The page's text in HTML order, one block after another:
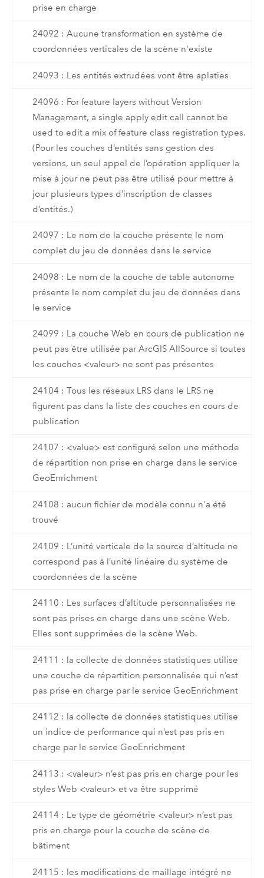
prise en charge
24092 : Aucune transformation en système de
coordonnées verticales de la scène n'existe
24093 : Les entités extrudées vont être aplaties
24096 : For feature layers without Version
Management, a single apply edit call cannot be
used to edit a mix of feature class registration types.
(Pour les couches d’entités sans gestion des
versions, un seul appel de l’opération appliquer la
mise à jour ne peut pas être utilisé pour mettre à
jour plusieurs types d’inscription de classes
d’entités.)
24097 : Le nom de la couche présente le nom
complet du jeu de données dans le service
24098 : Le nom de la couche de table autonome
présente le nom complet du jeu de données dans
le service
24099 : La couche Web en cours de publication ne
peut pas être utilisée par ArcGIS AllSource si toutes
les couches <valeur> ne sont pas présentes
24104 : Tous les réseaux LRS dans le LRS ne
figurent pas dans la liste des couches en cours de
publication
24107 : <value> est configuré selon une méthode
de répartition non prise en charge dans le service
GeoEnrichment
24108 : aucun fichier de modèle connu n'a été
trouvé
24109 : L’unité verticale de la source d’altitude ne
correspond pas à l’unité linéaire du système de
coordonnées de la scène
24110 : Les surfaces d’altitude personnalisées ne
sont pas prises en charge dans une scène Web.
Elles sont supprimées de la scène Web.
24111 : la collecte de données statistiques utilise
une couche de répartition personnalisée qui n’est
pas prise en charge par le service GeoEnrichment
24112 : la collecte de données statistiques utilise
un indice de performance qui n’est pas pris en
charge par le service GeoEnrichment
24113 : <valeur> n’est pas pris en charge pour les
styles Web <valeur> et va être supprimé
24114 : Le type de géométrie <valeur> n’est pas
pris en charge pour la couche de scène de
bâtiment
24115 : les modifications de maillage intégré ne